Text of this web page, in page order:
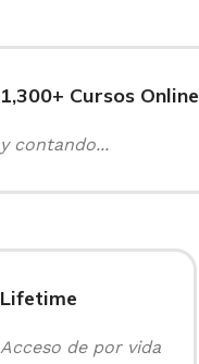
1,300+ Cursos Online
y contando...
Lifetime
Acceso de por vida